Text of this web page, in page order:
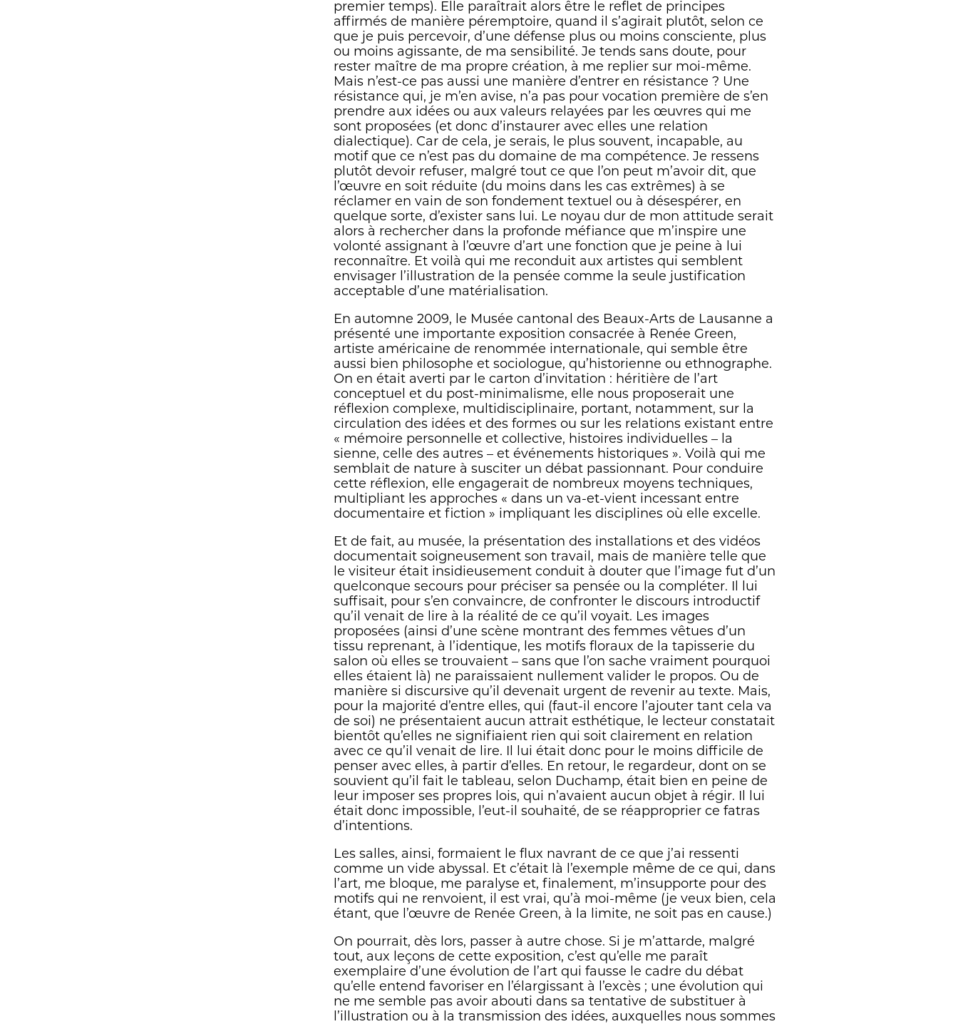
premier temps). Elle paraîtrait alors être le reflet de principes
affirmés de manière péremptoire, quand il s’agirait plutôt, selon ce
que je puis percevoir, d’une défense plus ou moins consciente, plus
ou moins agissante, de ma sensibilité. Je tends sans doute, pour
rester maître de ma propre création, à me replier sur moi-même.
Mais n’est-ce pas aussi une manière d’entrer en résistance ? Une
résistance qui, je m’en avise, n’a pas pour vocation première de s’en
prendre aux idées ou aux valeurs relayées par les œuvres qui me
sont proposées (et donc d’instaurer avec elles une relation
dialectique). Car de cela, je serais, le plus souvent, incapable, au
motif que ce n’est pas du domaine de ma compétence. Je ressens
plutôt devoir refuser, malgré tout ce que l’on peut m’avoir dit, que
l’œuvre en soit réduite (du moins dans les cas extrêmes) à se
réclamer en vain de son fondement textuel ou à désespérer, en
quelque sorte, d’exister sans lui. Le noyau dur de mon attitude serait
alors à rechercher dans la profonde méfiance que m’inspire une
volonté assignant à l’œuvre d’art une fonction que je peine à lui
reconnaître. Et voilà qui me reconduit aux artistes qui semblent
envisager l’illustration de la pensée comme la seule justification
acceptable d’une matérialisation.
En automne 2009, le Musée cantonal des Beaux-Arts de Lausanne a
présenté une importante exposition consacrée à Renée Green,
artiste américaine de renommée internationale, qui semble être
aussi bien philosophe et sociologue, qu’historienne ou ethnographe.
On en était averti par le carton d’invitation : héritière de l’art
conceptuel et du post-minimalisme, elle nous proposerait une
réflexion complexe, multidisciplinaire, portant, notamment, sur la
circulation des idées et des formes ou sur les relations existant entre
« mémoire personnelle et collective, histoires individuelles – la
sienne, celle des autres – et événements historiques ». Voilà qui me
semblait de nature à susciter un débat passionnant. Pour conduire
cette réflexion, elle engagerait de nombreux moyens techniques,
multipliant les approches « dans un va-et-vient incessant entre
documentaire et fiction » impliquant les disciplines où elle excelle.
Et de fait, au musée, la présentation des installations et des vidéos
documentait soigneusement son travail, mais de manière telle que
le visiteur était insidieusement conduit à douter que l’image fut d’un
quelconque secours pour préciser sa pensée ou la compléter. Il lui
suffisait, pour s’en convaincre, de confronter le discours introductif
qu’il venait de lire à la réalité de ce qu’il voyait. Les images
proposées (ainsi d’une scène montrant des femmes vêtues d’un
tissu reprenant, à l’identique, les motifs floraux de la tapisserie du
salon où elles se trouvaient – sans que l’on sache vraiment pourquoi
elles étaient là) ne paraissaient nullement valider le propos. Ou de
manière si discursive qu’il devenait urgent de revenir au texte. Mais,
pour la majorité d’entre elles, qui (faut-il encore l’ajouter tant cela va
de soi) ne présentaient aucun attrait esthétique, le lecteur constatait
bientôt qu’elles ne signifiaient rien qui soit clairement en relation
avec ce qu’il venait de lire. Il lui était donc pour le moins difficile de
penser avec elles, à partir d’elles. En retour, le regardeur, dont on se
souvient qu’il fait le tableau, selon Duchamp, était bien en peine de
leur imposer ses propres lois, qui n’avaient aucun objet à régir. Il lui
était donc impossible, l’eut-il souhaité, de se réapproprier ce fatras
d’intentions.
Les salles, ainsi, formaient le flux navrant de ce que j’ai ressenti
comme un vide abyssal. Et c’était là l’exemple même de ce qui, dans
l’art, me bloque, me paralyse et, finalement, m’insupporte pour des
motifs qui ne renvoient, il est vrai, qu’à moi-même (je veux bien, cela
étant, que l’œuvre de Renée Green, à la limite, ne soit pas en cause.)
On pourrait, dès lors, passer à autre chose. Si je m’attarde, malgré
tout, aux leçons de cette exposition, c’est qu’elle me paraît
exemplaire d’une évolution de l’art qui fausse le cadre du débat
qu’elle entend favoriser en l’élargissant à l’excès ; une évolution qui
ne me semble pas avoir abouti dans sa tentative de substituer à
l’illustration ou à la transmission des idées, auxquelles nous sommes